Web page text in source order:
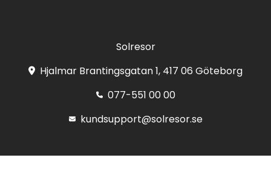
Solresor
Hjalmar Brantingsgatan 1, 417 06 Göteborg
077-551 00 00
kundsupport@solresor.se